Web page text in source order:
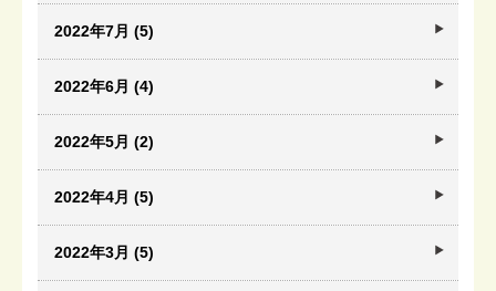
2022年7月 (5)
2022年6月 (4)
2022年5月 (2)
2022年4月 (5)
2022年3月 (5)